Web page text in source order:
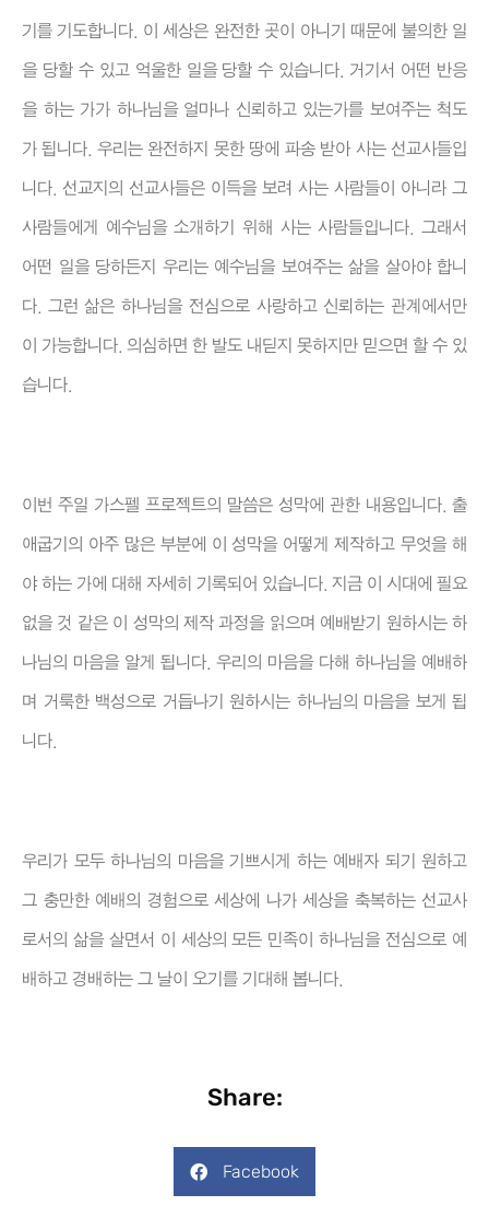
기를 기도합니다. 이 세상은 완전한 곳이 아니기 때문에 불의한 일
을 당할 수 있고 억울한 일을 당할 수 있습니다. 거기서 어떤 반응
을 하는 가가 하나님을 얼마나 신뢰하고 있는가를 보여주는 척도
가 됩니다. 우리는 완전하지 못한 땅에 파송 받아 사는 선교사들입
니다. 선교지의 선교사들은 이득을 보려 사는 사람들이 아니라 그
사람들에게 예수님을 소개하기 위해 사는 사람들입니다. 그래서
어떤 일을 당하든지 우리는 예수님을 보여주는 삶을 살아야 합니
다. 그런 삶은 하나님을 전심으로 사랑하고 신뢰하는 관계에서만
이 가능합니다. 의심하면 한 발도 내딛지 못하지만 믿으면 할 수 있
습니다.
이번 주일 가스펠 프로젝트의 말씀은 성막에 관한 내용입니다. 출
애굽기의 아주 많은 부분에 이 성막을 어떻게 제작하고 무엇을 해
야 하는 가에 대해 자세히 기록되어 있습니다. 지금 이 시대에 필요
없을 것 같은 이 성막의 제작 과정을 읽으며 예배받기 원하시는 하
나님의 마음을 알게 됩니다. 우리의 마음을 다해 하나님을 예배하
며 거룩한 백성으로 거듭나기 원하시는 하나님의 마음을 보게 됩
니다.
우리가 모두 하나님의 마음을 기쁘시게 하는 예배자 되기 원하고
그 충만한 예배의 경험으로 세상에 나가 세상을 축복하는 선교사
로서의 삶을 살면서 이 세상의 모든 민족이 하나님을 전심으로 예
배하고 경배하는 그 날이 오기를 기대해 봅니다.
Share:
Facebook